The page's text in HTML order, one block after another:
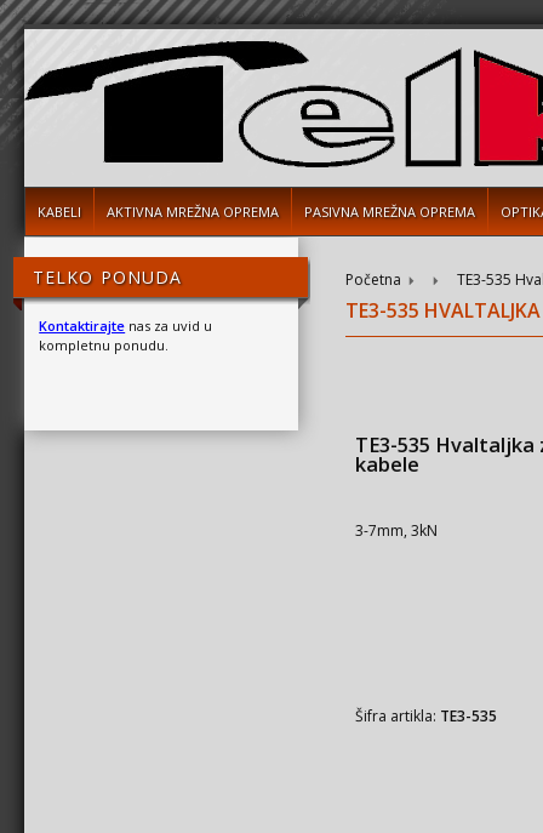
KABELI AKTIVNA MREŽNA OPREMA PASIVNA MREŽNA OPREMA
TELKO PONUDA
Kontaktirajte nas za uvid u
kompletnu ponudu.
Početna TE3-535
TE3-535
TE3-535 Hvaltaljka
kabele
3-7mm, 3kN
Šifra artikla: TE3-535